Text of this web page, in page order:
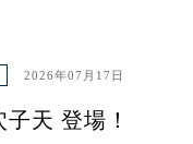
2026年07月17日
天 登場！